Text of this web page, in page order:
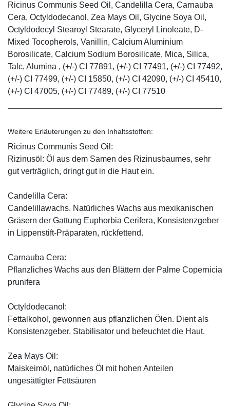
Ricinus Communis Seed Oil, Candelilla Cera, Carnauba
Cera, Octyldodecanol, Zea Mays Oil, Glycine Soya Oil,
Octyldodecyl Stearoyl Stearate, Glyceryl Linoleate, D-
Mixed Tocopherols, Vanillin, Calcium Aluminium
Borosilicate, Calcium Sodium Borosilicate, Mica, Silica,
Talc, Alumina , (+/-) CI 77891, (+/-) CI 77491, (+/-) CI 77492,
(+/-) CI 77499, (+/-) CI 15850, (+/-) CI 42090, (+/-) CI 45410,
(+/-) CI 47005, (+/-) CI 77489, (+/-) CI 77510
Weitere Erläuterungen zu den Inhaltsstoffen:
Ricinus Communis Seed Oil:
Rizinusöl: Öl aus dem Samen des Rizinusbaumes, sehr
gut verträglich, dringt gut in die Haut ein.
Candelilla Cera:
Candelillawachs. Natürliches Wachs aus mexikanischen
Gräsern der Gattung Euphorbia Cerifera, Konsistenzgeber
in Lippenstift-Präparaten, rückfettend.
Carnauba Cera:
Pflanzliches Wachs aus den Blättern der Palme Copernicia
prunifera
Octyldodecanol:
Fettalkohol, gewonnen aus pflanzlichen Ölen. Dient als
Konsistenzgeber, Stabilisator und befeuchtet die Haut.
Zea Mays Oil:
Maiskeimöl, natürliches Öl mit hohen Anteilen
ungesättigter Fettsäuren